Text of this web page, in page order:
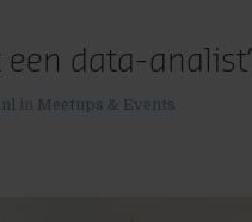
data-analist’
Meetups & Events